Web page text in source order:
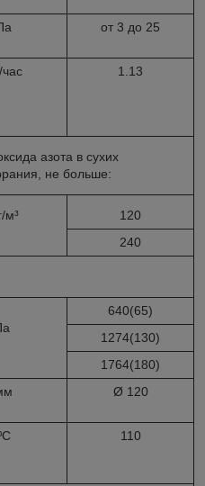
от 3 до 25
час 1.13
азота в сухих
не больше:
м³
120
240
640(65)
1274(130)
1764(180)
Ø 120
110